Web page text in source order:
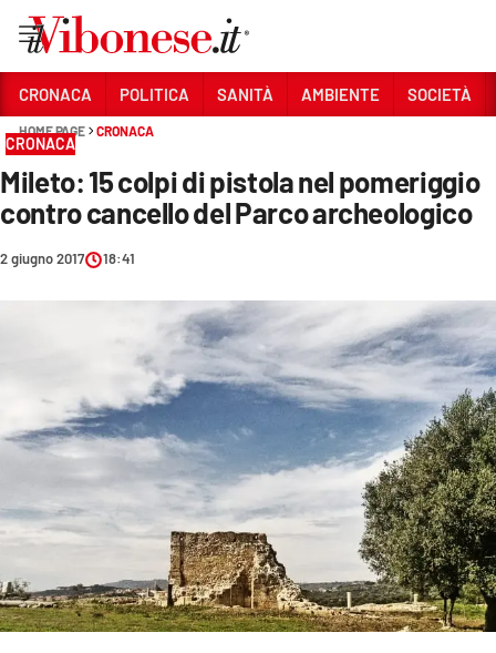
Sezioni
CRONACA
POLITICA
SANITÀ
CULTURA
ECONOMIA E LAVORO
EVENTI
Streaming
CRONACA POLITICA SANITÀ AMBIENTE SOCIETÀ
HOME PAGE CRONACA
CRONACA
Mileto: 15 colpi di pistola nel pomeriggio
contro cancello del Parco archeologico
2 giugno 2017 18:41